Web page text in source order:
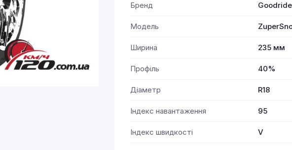
Бренд Goodride
Модель
Ширина 235 мм
Профіль 40%
Діаметр R18
Індекс навантаження 95
Індекс швидкості V